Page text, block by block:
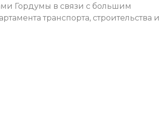
Гордумы в связи с большим
транспорта, строительства и